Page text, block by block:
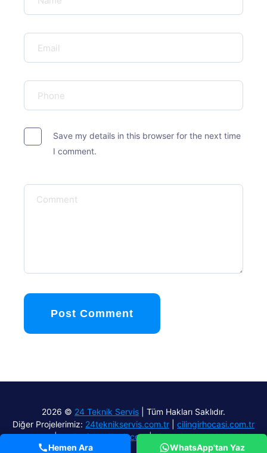
Hemen Ara WhatsApp'tan Yaz
Save my details in this browser for the next time
I comment.
Post Comment
2026 © 24 Teknik Servis | Tüm Hakları Saklıdır.
Diğer Projelerimiz: 24teknikservis.com.tr
cilingirhocasi.com.tr
|aydinefelercilingir.com|airmach.com.tr